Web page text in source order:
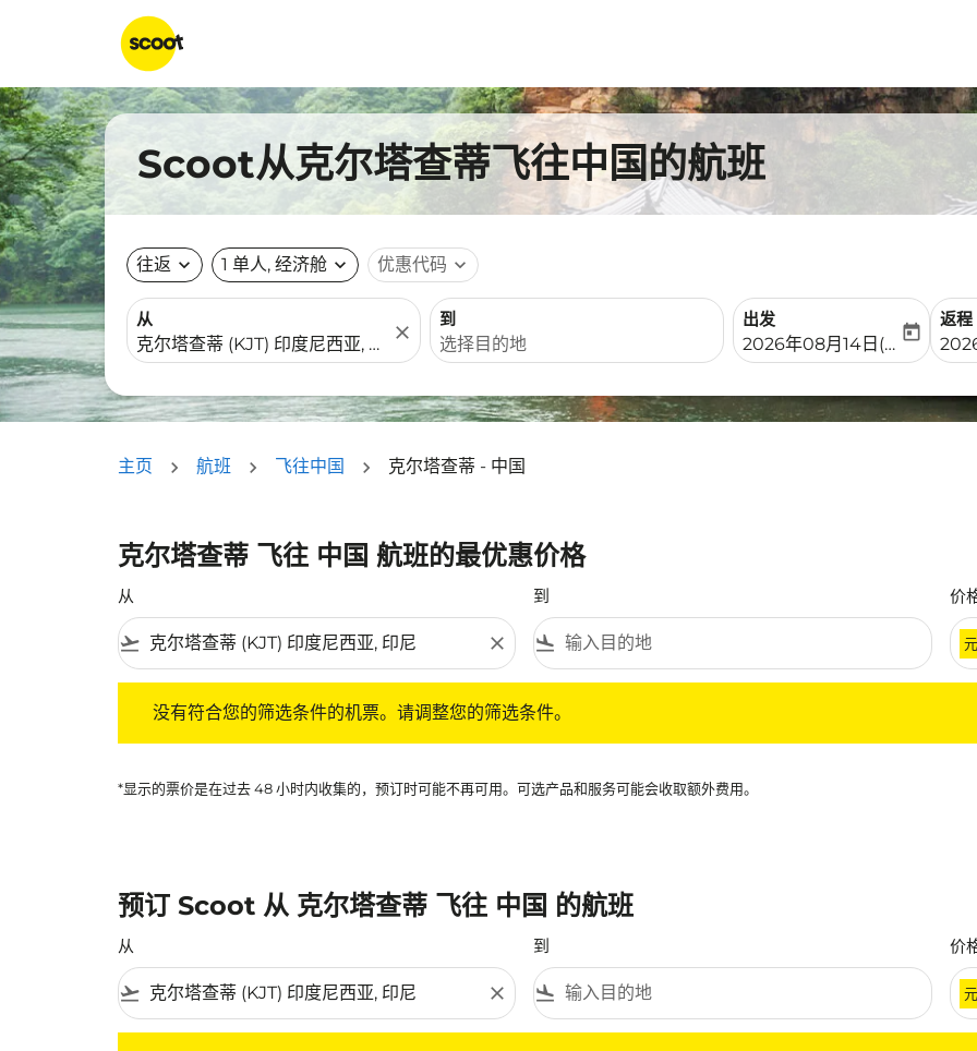
Scoot从克尔塔查蒂飞往中国的航班
往返 expand_more 1 单人, 经济舱 expand_more 优惠代码 expand_more
从
close
到
出发
fc-booking-departure-
2026年08月14日(周五)
today
返程
fc-
主页 航班 飞往中国 克尔塔查蒂 - 中国
克尔塔查蒂 飞往 中国 航班的最优惠价格
从
flight_takeoff close
到
flight_land
价
元
没有符合您的筛选条件的机票。请调整您的筛选条件。
*显示的票价是在过去 48 小时内收集的，预订时可能不再可用。可选产品和服务可能会收取额外费用。
预订 Scoot 从 克尔塔查蒂 飞往 中国 的航班
从
flight_takeoff close
到
flight_land
价
元